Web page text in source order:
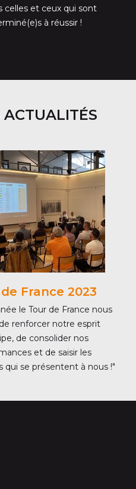
celles et ceux qui sont
à réussir !
ACTUALITÉS
France 2023
le Tour de France nous
renforcer notre esprit
de consolider nos
et de saisir les
qui se présentent à nous !"